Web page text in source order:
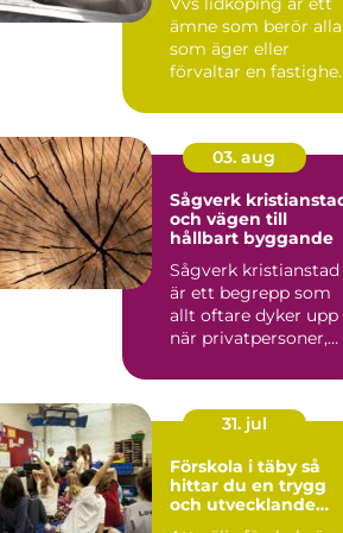
ämne som berör alla
som äger eller
förvaltar en
om...
03. aug
Sågverk
och vägen till
hållbart byggande
Sågverk kristianstad
är ett begrepp som
allt oftare dyker upp
när privatpersoner,
31. jul
Förskola i täby så
hittar du en trygg
och utvecklande